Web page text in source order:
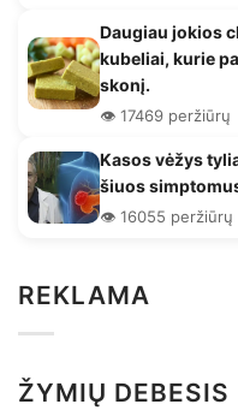
Daugiau jokios
kubeliai, kurie
skonį.
👁️ 17469 peržiūrų
Kasos vėžys
šiuos
👁️ 16055 peržiūrų
REKLAMA
ŽYMIŲ DEBESIS